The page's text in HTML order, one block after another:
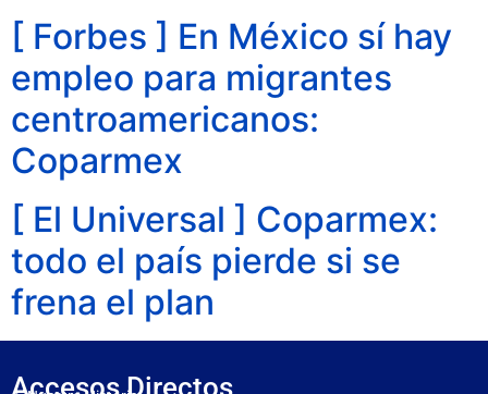
[ Forbes ] En México sí hay
empleo para migrantes
centroamericanos:
Coparmex
[ El Universal ] Coparmex:
todo el país pierde si se
frena el plan
Accesos Directos